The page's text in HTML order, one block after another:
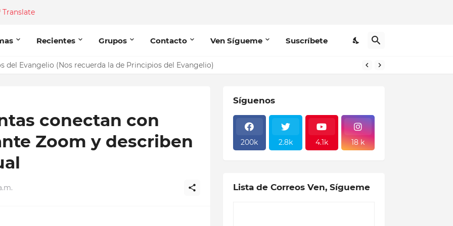
Translate
Recientes Grupos Contacto Ven Sígueme Suscríbete
del Evangelio (Nos recuerda la de Principios del Evangelio)
conectan con
Zoom y describen
Síguenos
200k 2.8k 4.1k 18 k
Lista de Correos Ven, Sígueme